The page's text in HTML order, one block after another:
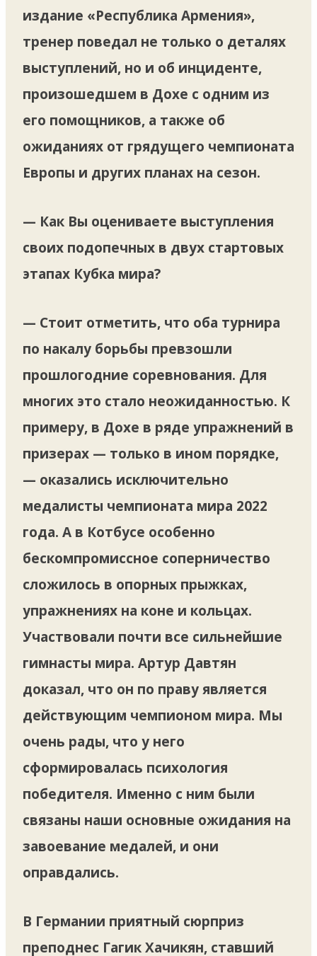
издание «Республика Армения»,
тренер поведал не только о деталях
выступлений, но и об инциденте,
произошедшем в Дохе с одним из
его помощников, а также об
ожиданиях от грядущего чемпионата
Европы и других планах на сезон.
— Как Вы оцениваете выступления
своих подопечных в двух стартовых
этапах Кубка мира?
— Стоит отметить, что оба турнира
по накалу борьбы превзошли
прошлогодние соревнования. Для
многих это стало неожиданностью. К
примеру, в Дохе в ряде упражнений в
призерах — только в ином порядке,
— оказались исключительно
медалисты чемпионата мира 2022
года. А в Котбусе особенно
бескомпромиссное соперничество
сложилось в опорных прыжках,
упражнениях на коне и кольцах.
Участвовали почти все сильнейшие
гимнасты мира. Артур Давтян
доказал, что он по праву является
действующим чемпионом мира. Мы
очень рады, что у него
сформировалась психология
победителя. Именно с ним были
связаны наши основные ожидания на
завоевание медалей, и они
оправдались.
В Германии приятный сюрприз
преподнес Гагик Хачикян, ставший